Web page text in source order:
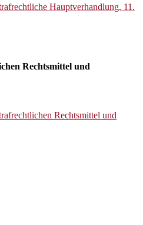
Rechtsmittel und